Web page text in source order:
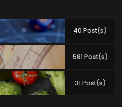
40 Post(s)
581 Post(s)
31 Post(s)